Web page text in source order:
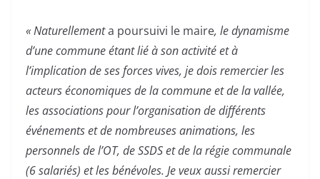
« Naturellementa poursuivi le maire, le dynamisme
d’une commune étant lié à son activité et à
l’implication de ses forces vives, je dois remercier les
acteurs économiques de la commune et de la vallée,
les associations pour l’organisation de différents
événements et de nombreuses animations, les
personnels de l’OT, de SSDS et de la régie communale
(6 salariés) et les bénévoles. Je veux aussi remercier